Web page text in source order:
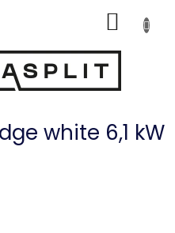
KOŠÍK
white 6,1 kW